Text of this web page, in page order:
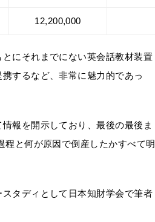
12,200,000
にそれまでにない英会話教材装置
するなど、非常に魅力的であっ
報を開示しており、最後の最後ま
と何が原因で倒産したかすべて明
タディとして日本知財学会で筆者